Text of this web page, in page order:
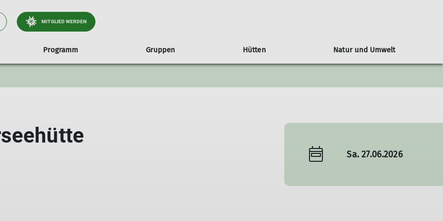
MITGLIED WERDEN
Über uns Mitgliedschaft
Info's zur Mitgliedschaft
Programm
Treffs & Termine Kursübersicht Tourenübersicht
Gruppen
Jugendgruppen
Kletterkobolde
Familiengruppen Monday-Monkeys
Hütten
Hauerseehütte
Natur und Umwelt
Wald Hessigheimer Felsengärten Umweltgütesiegel Ludwigsburger Hütte Orchideenweg
Sa. 27.06.2026